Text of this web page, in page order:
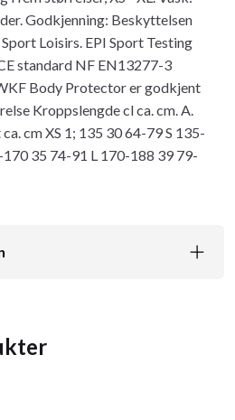
Godkjenning: Beskyttelsen
Loisirs. EPI Sport Testing
standard NF EN13277-3
Body Protector er godkjent
Kroppslengde cl ca. cm. A.
cm XS 1; 135 30 64-79 S 135-
35 74-91 L 170-188 39 79-